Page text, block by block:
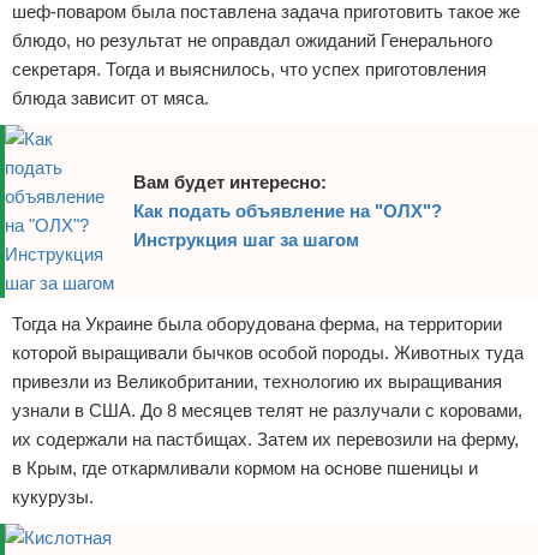
шеф-поваром была поставлена задача приготовить такое же
блюдо, но результат не оправдал ожиданий Генерального
секретаря. Тогда и выяснилось, что успех приготовления
блюда зависит от мяса.
Вам будет интересно:
Как подать объявление на "ОЛХ"?
Инструкция шаг за шагом
Тогда на Украине была оборудована ферма, на территории
которой выращивали бычков особой породы. Животных туда
привезли из Великобритании, технологию их выращивания
узнали в США. До 8 месяцев телят не разлучали с коровами,
их содержали на пастбищах. Затем их перевозили на ферму,
в Крым, где откармливали кормом на основе пшеницы и
кукурузы.